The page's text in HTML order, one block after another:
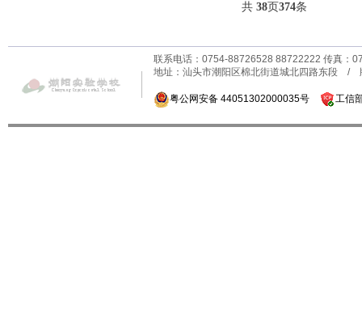
共 38页374条
联系电话：0754-88726528 88722222 传真
地址：汕头市潮阳区棉北街道城北四路东段 /
粤公网安备 44051302000035号 工信